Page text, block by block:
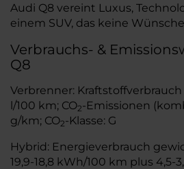
Audi Q8 vereint Luxus,
einem SUV, das keine
Verbrauchs- &
Q8
Verbrenner: Kraftstoffverbrauch
l/100 km; CO2-Emissionen
g/km; CO2-Klasse: G
Hybrid: Energieverbrauch
19,9-18,8 kWh/100 km plus 4,5-